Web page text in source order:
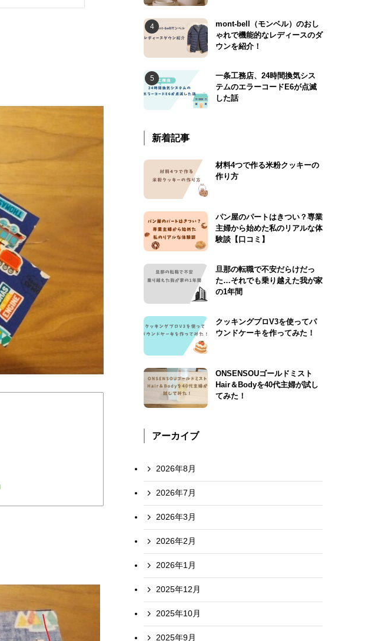
mont-bell（モンベル）のおし
ゃれで機能的なレディースのダ
ウンを紹介！
一条工務店、24時間換気シス
テムのエラーコードE6が点滅
した話
新着記事
材料4つで作る米粉クッキーの
作り方
パン屋のパートはきつい？専業
主婦から始めた私のリアルな体
験談【口コミ】
旦那の転職で不安だらけだっ
た…それでも乗り越えた我が家
の1年間
クッキングプロV3を使ってパ
ウンドケーキを作ってみた！
ONSENSOUゴールドミスト
Hair＆Bodyを40代主婦が試し
てみた！
アーカイブ
2026年8月
2026年7月
2026年3月
2026年2月
2026年1月
2025年12月
2025年10月
2025年9月